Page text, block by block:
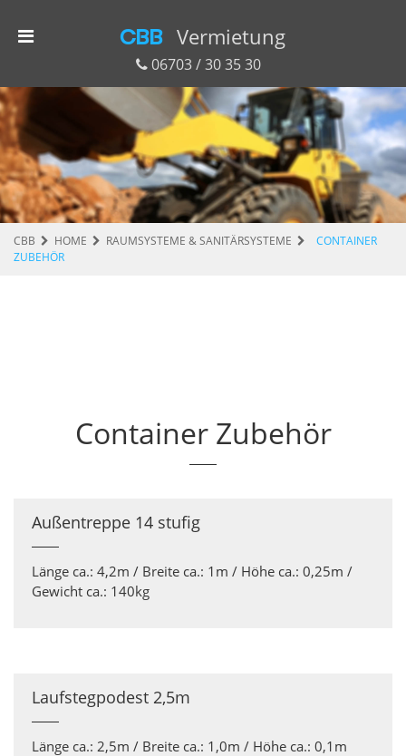
CBB Vermietung
06703 / 30 35 30
CBB HOME RAUMSYSTEME & SANITÄRSYSTEME
CONTAINER
ZUBEHÖR
Container Zubehör
Außentreppe 14 stufig
Länge ca.: 4,2m / Breite ca.: 1m / Höhe ca.: 0,25m /
Gewicht ca.: 140kg
Laufstegpodest 2,5m
Länge ca.: 2,5m / Breite ca.: 1,0m / Höhe ca.: 0,1m